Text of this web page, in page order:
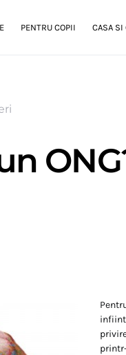
PENTRU COPII CASA SI